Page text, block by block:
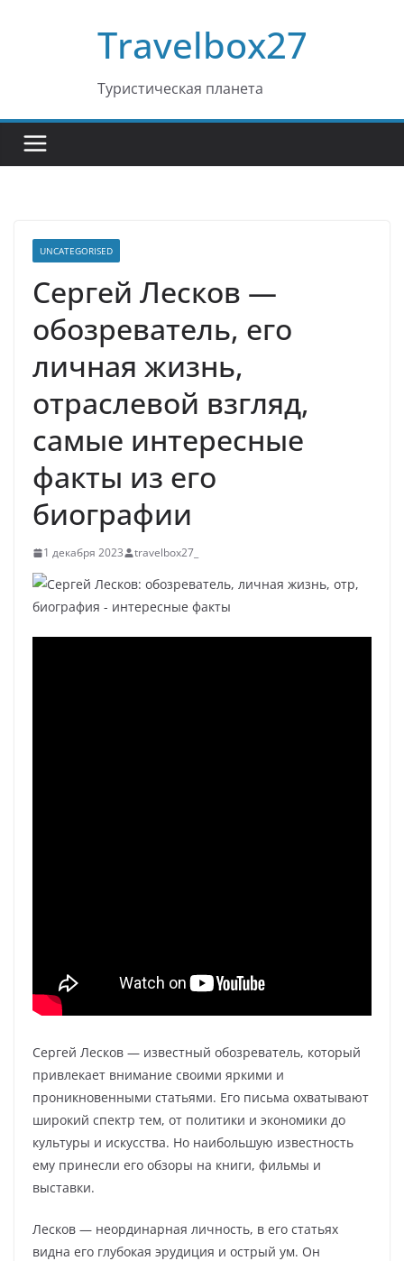
Travelbox27
Туристическая планета
UNCATEGORISED
Сергей Лесков —
обозреватель, его
личная жизнь,
отраслевой взгляд,
самые интересные
факты из его
биографии
1 декабря 2023 travelbox27_
Сергей Лесков — известный обозреватель, который
привлекает внимание своими яркими и
проникновенными статьями. Его письма охватывают
широкий спектр тем, от политики и экономики до
культуры и искусства. Но наибольшую известность
ему принесли его обзоры на книги, фильмы и
выставки.
Лесков — неординарная личность, в его статьях
видна его глубокая эрудиция и острый ум. Он